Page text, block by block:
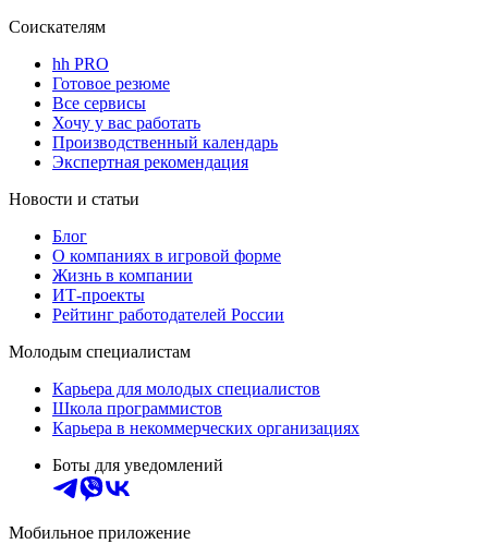
Соискателям
hh PRO
Готовое резюме
Все сервисы
Хочу у вас работать
Производственный календарь
Экспертная рекомендация
Новости и статьи
Блог
О компаниях в игровой форме
Жизнь в компании
ИТ-проекты
Рейтинг работодателей России
Молодым специалистам
Карьера для молодых специалистов
Школа программистов
Карьера в некоммерческих организациях
Боты для уведомлений
Мобильное приложение